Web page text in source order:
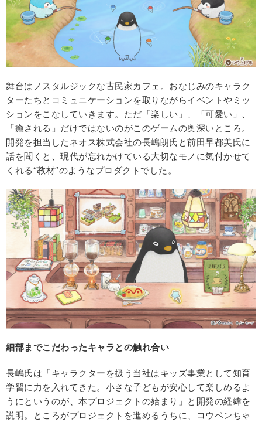
舞台はノスタルジックな古民家カフェ。おなじみのキャラク
ターたちとコミュニケーションを取りながらイベントやミッ
ションをこなしていきます。ただ「楽しい」、「可愛い」、
「癒される」だけではないのがこのゲームの奥深いところ。
開発を担当したネオス株式会社の長嶋朗氏と前田早都美氏に
話を聞くと、現代が忘れかけている大切なモノに気付かせて
くれる“教材”のようなプロダクトでした。
細部までこだわったキャラとの触れ合い
長嶋氏は「キャラクターを扱う当社はキッズ事業として知育
学習に力を入れてきた。小さな子どもが安心して楽しめるよ
うにというのが、本プロジェクトの始まり」と開発の経緯を
説明。ところがプロジェクトを進めるうちに、コウペンちゃ